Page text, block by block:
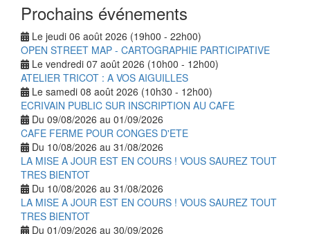
Prochains événements
Le jeudi 06 août 2026 (19h00 - 22h00)
OPEN STREET MAP - CARTOGRAPHIE PARTICIPATIVE
Le vendredi 07 août 2026 (10h00 - 12h00)
ATELIER TRICOT : A VOS AIGUILLES
Le samedi 08 août 2026 (10h30 - 12h00)
ECRIVAIN PUBLIC SUR INSCRIPTION AU CAFE
Du 09/08/2026 au 01/09/2026
CAFE FERME POUR CONGES D'ETE
Du 10/08/2026 au 31/08/2026
LA MISE A JOUR EST EN COURS ! VOUS SAUREZ TOUT
TRES BIENTOT
Du 10/08/2026 au 31/08/2026
LA MISE A JOUR EST EN COURS ! VOUS SAUREZ TOUT
TRES BIENTOT
Du 01/09/2026 au 30/09/2026